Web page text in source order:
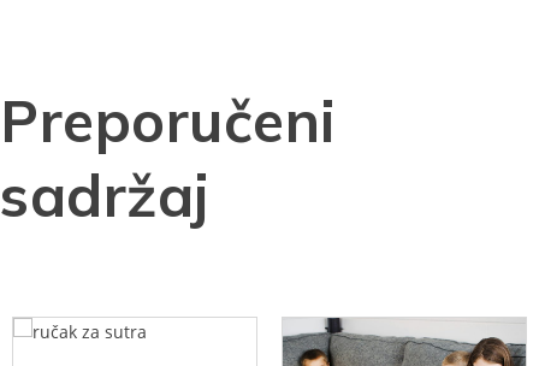
Preporučeni
sadržaj